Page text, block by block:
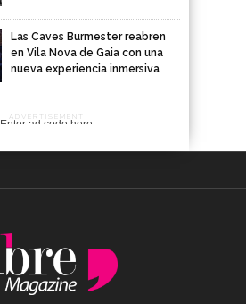
Las Caves Burmester reabren
en Vila Nova de Gaia con una
nueva experiencia inmersiva
ADVERTISEMENT
Enter ad code here